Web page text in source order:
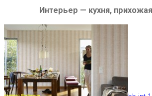
Интерьер — кухня,